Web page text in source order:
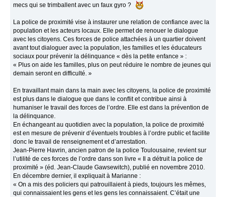
mecs qui se trimballent avec un faux gyro ?
La police de proximité vise à instaurer une relation de confiance avec la
population et les acteurs locaux. Elle permet de renouer le dialogue
avec les citoyens. Ces forces de police attachées à un quartier doivent
avant tout dialoguer avec la population, les familles et les éducateurs
sociaux pour prévenir la délinquance « dès la petite enfance » :
« Plus on aide les familles, plus on peut réduire le nombre de jeunes qui
demain seront en difficulté. »
En travaillant main dans la main avec les citoyens, la police de proximité
est plus dans le dialogue que dans le conflit et contribue ainsi à
humaniser le travail des forces de l’ordre. Elle est dans la prévention de
la délinquance.
En échangeant au quotidien avec la population, la police de proximité
est en mesure de prévenir d’éventuels troubles à l’ordre public et facilite
donc le travail de renseignement et d’arrestation.
Jean-Pierre Havrin, ancien patron de la police Toulousaine, revient sur
l’utilité de ces forces de l’ordre dans son livre « Il a détruit la police de
proximité » (éd. Jean-Claude Gawsewitch), publié en novembre 2010.
En décembre dernier, il expliquait à Marianne :
« On a mis des policiers qui patrouillaient à pieds, toujours les mêmes,
qui connaissaient les gens et les gens les connaissaient. C’était une